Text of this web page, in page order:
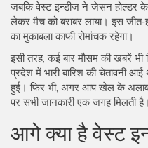
जबकि वेस्ट इन्डीज ने जेसन होल्डर
लेकर मैच को बराबर लाया। इस
का मुकाबला काफी रोमांचक रहेगा।
इसी तरह, कई बार मौसम की खबरें
प्रदेश में भारी बारिश की चेतावनी
हुई। फिर भी, अगर आप खेल के अलावा
पर सभी जानकारी एक जगह मिलती है।
आगे क्या है वेस्ट